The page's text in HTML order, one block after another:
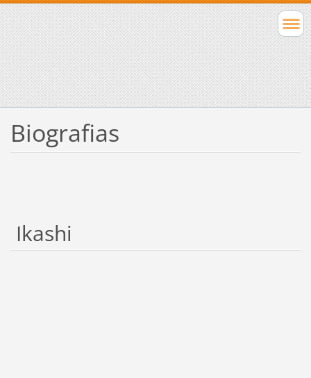
Biografias
Ikashi